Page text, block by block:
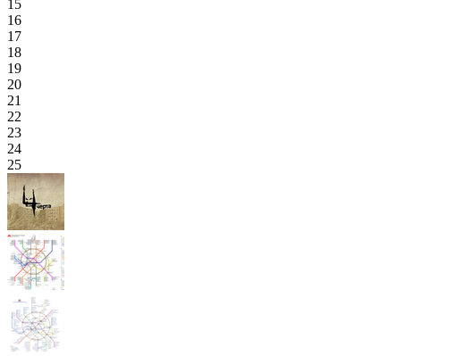
15
16
17
18
19
20
21
22
23
24
25